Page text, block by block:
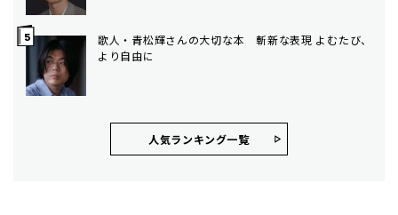
歌人・青松輝さんの大切な本 斬新な表現 よむたび、
より自由に
人気ランキング⼀覧